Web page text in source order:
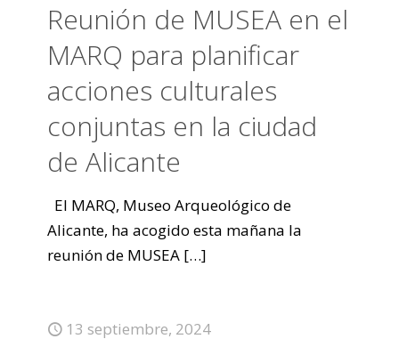
Reunión de MUSEA en el
MARQ para planificar
acciones culturales
conjuntas en la ciudad
de Alicante
El MARQ, Museo Arqueológico de
Alicante, ha acogido esta mañana la
reunión de MUSEA […]
13 septiembre, 2024